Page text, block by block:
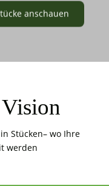
anschauen
Stücken– wo Ihre
werden